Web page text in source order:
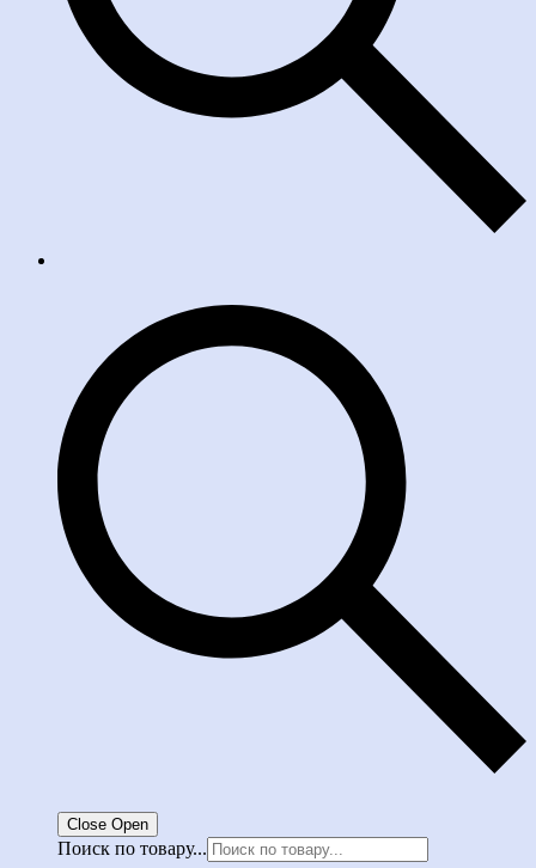
Close Open
Поиск по товару...